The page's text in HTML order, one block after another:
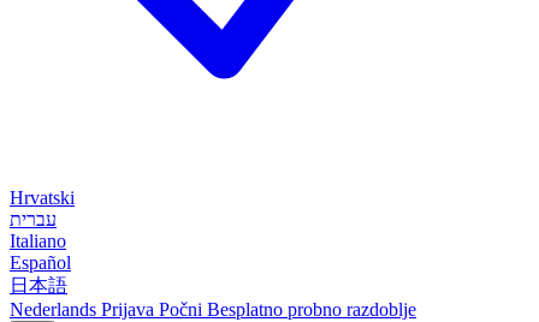
Hrvatski
עברית
Italiano
Español
日本語
Nederlands Prijava Počni Besplatno probno razdoblje